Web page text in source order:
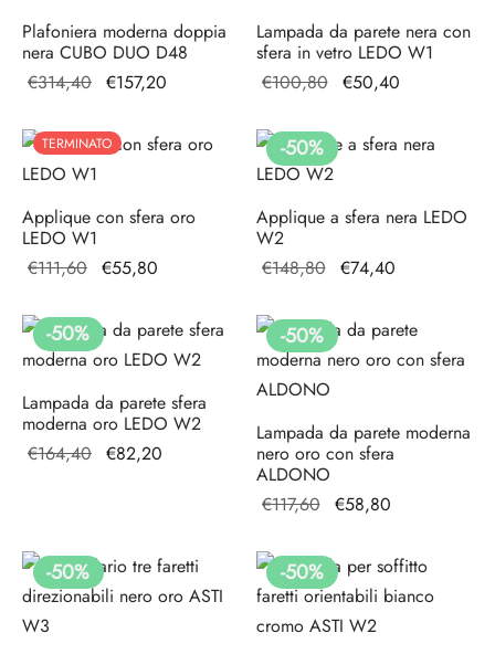
Plafoniera moderna doppia
nera CUBO DUO D48
€314,40 Il prezzo
era:
€157,20
è:
Lampada da parete nera con
sfera in vetro LEDO W1
€100,80 Il prezzo
era:
€50,40
attuale
TERMINATO
Applique con sfera oro
LEDO W1
€111,60 Il prezzo
era:
€111,60.
€55,80
attuale
è:
-50%
Applique a sfera nera LEDO
W2
€148,80 Il prezzo
era:
€148,80.
€74,40
attuale
-50%
Lampada da parete sfera
moderna oro LEDO W2
€164,40 Il prezzo
€82,20
€82,20.
-50%
Lampada da parete moderna
nero oro con sfera
ALDONO
€117,60 Il prezzo
era:
€117,60.
€58,80
attuale
è:
-50% -50%